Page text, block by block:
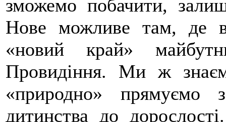
зможемо побачити,
Нове можливе там, де
«новий край»
Провидіння. Ми ж
«природно» прямуємо
дитинства до